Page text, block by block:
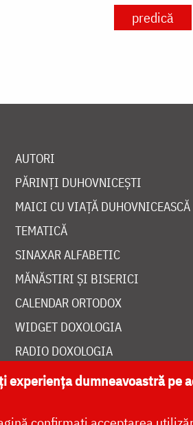
predică
AUTORI
PĂRINȚI DUHOVNICEȘTI
MAICI CU VIAȚĂ DUHOVNICEASCĂ
TEMATICĂ
SINAXAR ALFABETIC
MĂNĂSTIRI ȘI BISERICI
CALENDAR ORTODOX
WIDGET DOXOLOGIA
RADIO DOXOLOGIA
experiența dumneavoastră pe